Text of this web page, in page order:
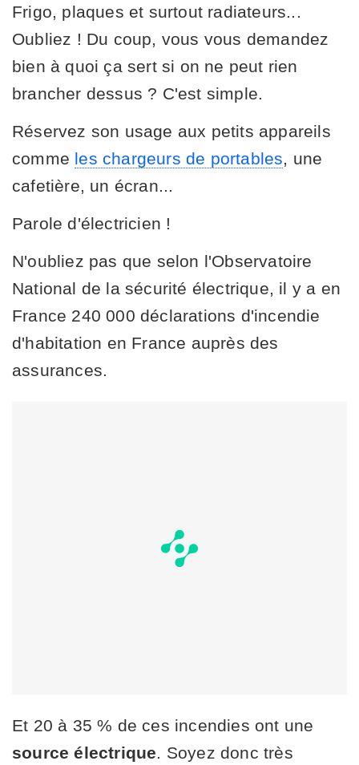
Frigo, plaques et surtout radiateurs...
Oubliez ! Du coup, vous vous demandez
bien à quoi ça sert si on ne peut rien
brancher dessus ? C'est simple.
Réservez son usage aux petits appareils
comme les chargeurs de portables, une
cafetière, un écran...
Parole d'électricien !
N'oubliez pas que selon l'Observatoire
National de la sécurité électrique, il y a en
France 240 000 déclarations d'incendie
d'habitation en France auprès des
assurances.
Et 20 à 35 % de ces incendies ont une
source électrique. Soyez donc très